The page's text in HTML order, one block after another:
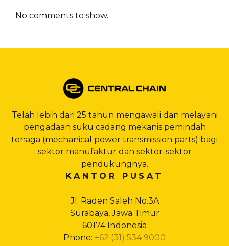
No comments to show.
Telah lebih dari 25 tahun mengawali dan melayani
pengadaan suku cadang mekanis pemindah
tenaga (mechanical power transmission parts) bagi
sektor manufaktur dan sektor-sektor
pendukungnya.
KANTOR PUSAT
Jl. Raden Saleh No.3A
Surabaya, Jawa Timur
60174 Indonesia
Phone: +62 (31) 534 9000